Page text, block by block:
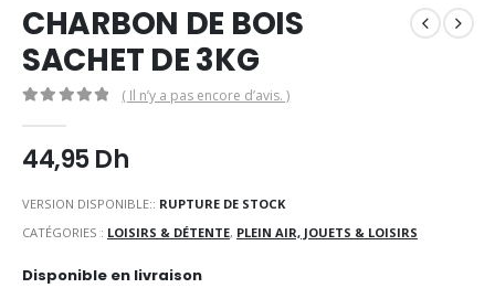
CHARBON DE BOIS
SACHET DE 3KG
( Il n’y a pas encore d’avis. )
44,95Dh
VERSION DISPONIBLE:: RUPTURE DE STOCK
CATÉGORIES : LOISIRS & DÉTENTE, PLEIN AIR, JOUETS & LOISIRS
Disponible en livraison